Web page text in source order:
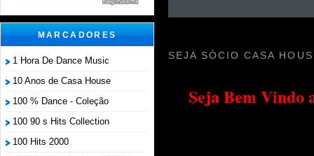
MARCADORES
1 Hora De Dance Music
10 Anos de Casa House
100 % Dance - Coleção
100 90 s Hits Collection
100 Hits 2000
SEJA SÓCIO CASA
Seja Bem Vindo